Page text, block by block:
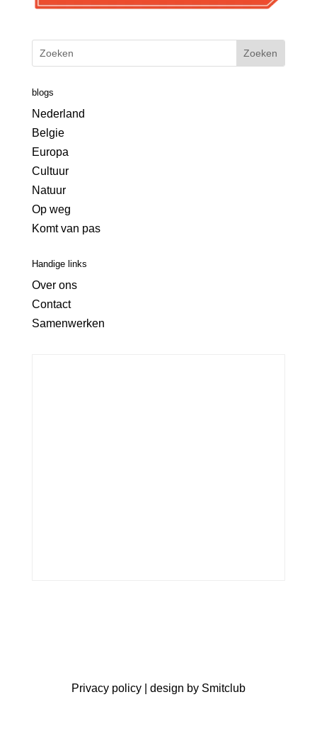
blogs
Nederland
Belgie
Europa
Cultuur
Natuur
Op weg
Komt van pas
Handige links
Over ons
Contact
Samenwerken
Privacy policy| design by Smitclub